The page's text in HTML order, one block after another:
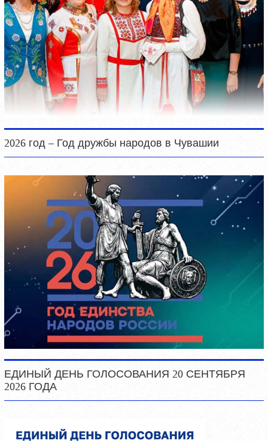
2026 год – Год дружбы народов в Чувашии
ЕДИНЫЙ ДЕНЬ ГОЛОСОВАНИЯ 20 СЕНТЯБРЯ
2026 ГОДА